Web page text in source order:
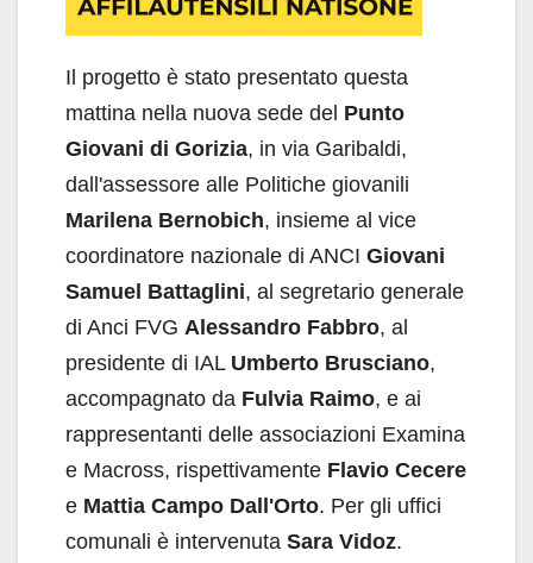
Il progetto è stato presentato questa
mattina nella nuova sede del Punto
Giovani di Gorizia, in via Garibaldi,
dall'assessore alle Politiche giovanili
Marilena Bernobich, insieme al vice
coordinatore nazionale di ANCI Giovani
Samuel Battaglini, al segretario generale
di Anci FVG Alessandro Fabbro, al
presidente di IAL Umberto Brusciano,
accompagnato da Fulvia Raimo, e ai
rappresentanti delle associazioni Examina
e Macross, rispettivamente Flavio Cecere
e Mattia Campo Dall'Orto. Per gli uffici
comunali è intervenuta Sara Vidoz.